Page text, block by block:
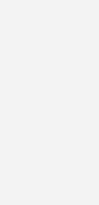
und zur
der Absatz von
(einschließlich
weniger als 20 kW)
2021 auf fast 8.000
geliefert, aber die
bei den
als auch auf die